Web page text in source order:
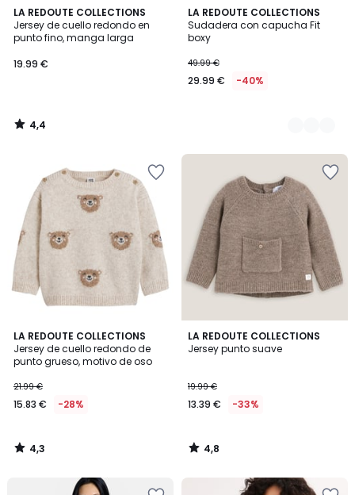
LA REDOUTE COLLECTIONS
Jersey de cuello redondo en
punto fino, manga larga
19.99 €
4,4
/ 5
4,4
/
LA REDOUTE COLLECTIONS
Sudadera con capucha Fit
boxy
49.99 €
29.99 € -40%
3
Colores
LA REDOUTE COLLECTIONS
Jersey de cuello redondo de
punto grueso, motivo de oso
21.99 €
15.83 € -28%
4,3
/ 5
4,3
/
LA REDOUTE COLLECTIONS
Jersey punto suave
19.99 €
13.39 € -33%
4,8
/ 5
4,8
/